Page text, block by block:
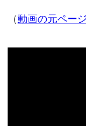
（動画の元ペー